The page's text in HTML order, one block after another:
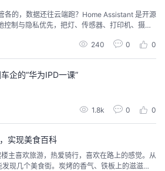
各的，数据还往云端跑？Home Assistant 是开源
制与隐私优先，把灯、传感器、打印机、摄像
、群晖 / 威联通等 NAS 7×24 常开，作为家庭智
240 0 0
企的“华为IPD一课”
1.8k 0 0
实现美食百科
主喜欢旅游，热爱骑行，喜欢在路上的感觉。从
现几个美食街。炭烤的香气、铁板上的滋滋